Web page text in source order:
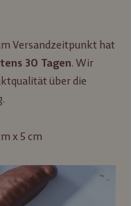
Versandzeitpunkt hat
30 Tagen. Wir
über die
x 5 cm